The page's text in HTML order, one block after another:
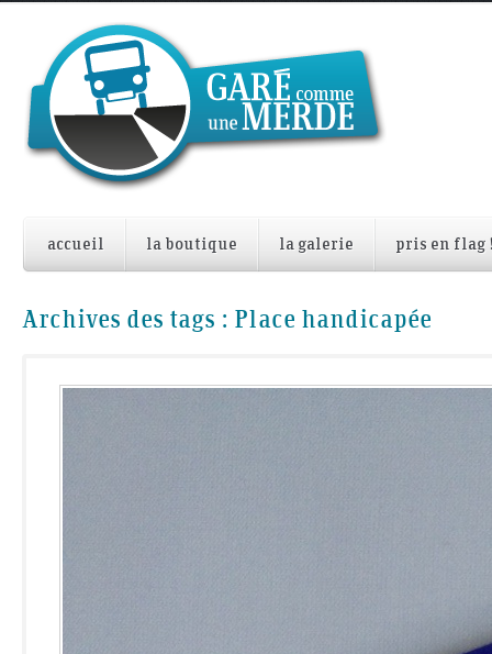
accueil la boutique la galerie pris en flag
Archives des tags : Place handicapée